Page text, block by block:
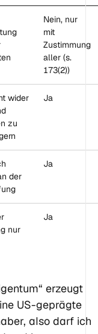
Nein, nur
mit
Zustimmung
aller (s.
173(2))
wider
zu
Ja
der
Ja
nur
Ja
erzeugt
US-geprägte
also darf ich